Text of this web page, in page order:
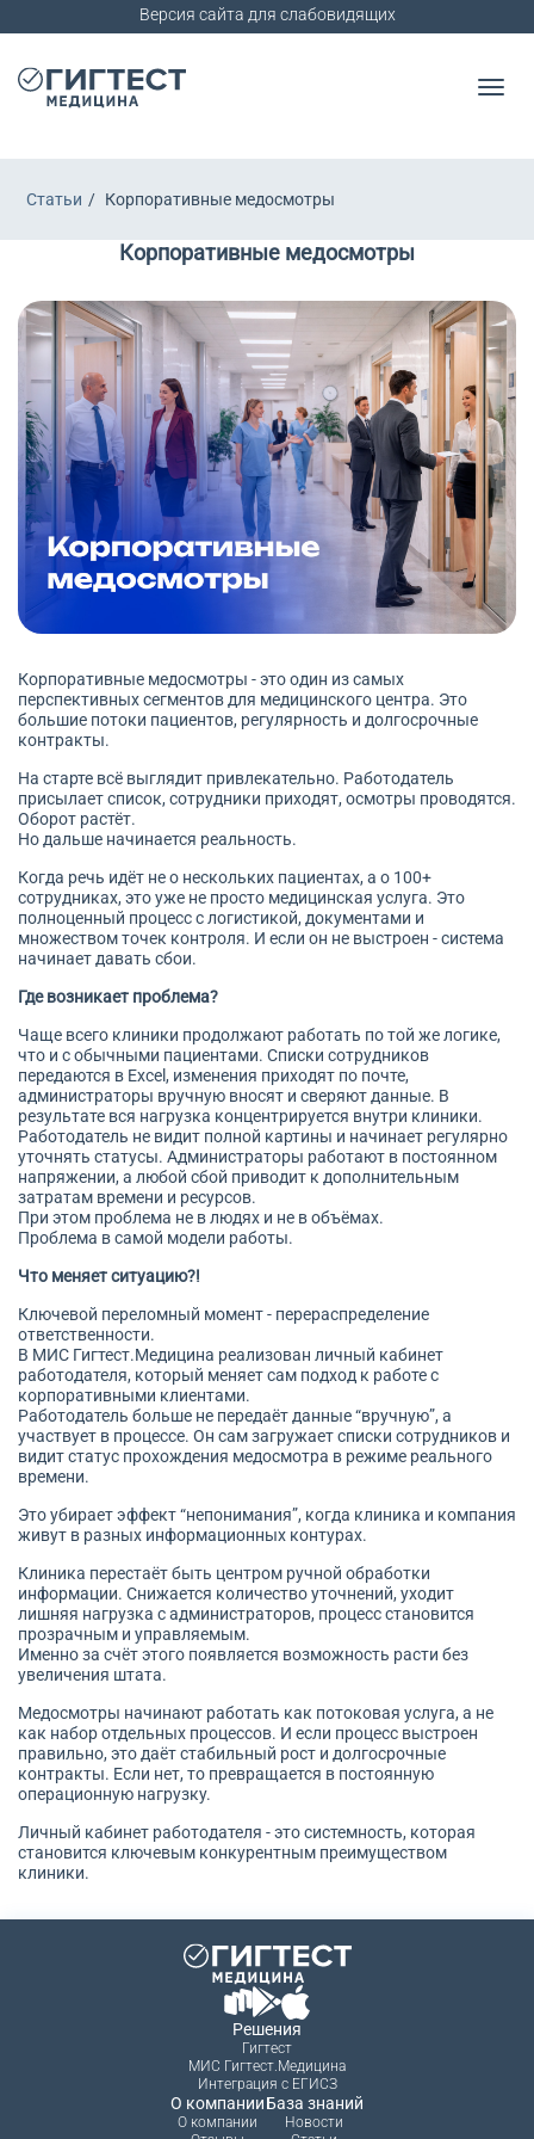
Версия сайта для слабовидящих
Статьи Корпоративные медосмотры
Корпоративные медосмотры
Корпоративные медосмотры - это один из самых
перспективных сегментов для медицинского центра. Это
большие потоки пациентов, регулярность и долгосрочные
контракты.
На старте всё выглядит привлекательно. Работодатель
присылает список, сотрудники приходят, осмотры проводятся.
Оборот растёт.
Но дальше начинается реальность.
Когда речь идёт не о нескольких пациентах, а о 100+
сотрудниках, это уже не просто медицинская услуга. Это
полноценный процесс с логистикой, документами и
множеством точек контроля. И если он не выстроен - система
начинает давать сбои.
Где возникает проблема?
Чаще всего клиники продолжают работать по той же логике,
что и с обычными пациентами. Списки сотрудников
передаются в Excel, изменения приходят по почте,
администраторы вручную вносят и сверяют данные. В
результате вся нагрузка концентрируется внутри клиники.
Работодатель не видит полной картины и начинает регулярно
уточнять статусы. Администраторы работают в постоянном
напряжении, а любой сбой приводит к дополнительным
затратам времени и ресурсов.
При этом проблема не в людях и не в объёмах.
Проблема в самой модели работы.
Что меняет ситуацию?!
Ключевой переломный момент - перераспределение
ответственности.
В МИС Гигтест.Медицина реализован личный кабинет
работодателя, который меняет сам подход к работе с
корпоративными клиентами.
Работодатель больше не передаёт данные “вручную”, а
участвует в процессе. Он сам загружает списки сотрудников и
видит статус прохождения медосмотра в режиме реального
времени.
Это убирает эффект “непонимания”, когда клиника и компания
живут в разных информационных контурах.
Клиника перестаёт быть центром ручной обработки
информации. Снижается количество уточнений, уходит
лишняя нагрузка с администраторов, процесс становится
прозрачным и управляемым.
Именно за счёт этого появляется возможность расти без
увеличения штата.
Медосмотры начинают работать как потоковая услуга, а не
как набор отдельных процессов. И если процесс выстроен
правильно, это даёт стабильный рост и долгосрочные
контракты. Если нет, то превращается в постоянную
операционную нагрузку.
Личный кабинет работодателя - это системность, которая
становится ключевым конкурентным преимуществом
клиники.
Решения
Гигтест
МИС Гигтест.Медицина
Интеграция с ЕГИСЗ
О компании
О компании
База знаний
Новости